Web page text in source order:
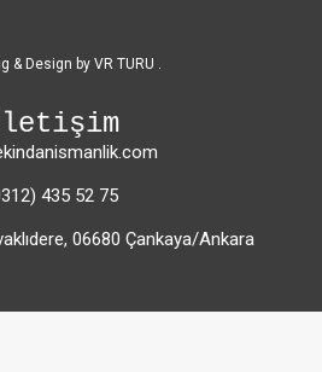
& Design by VR TURU .
435 52 75
06680 Çankaya/Ankara